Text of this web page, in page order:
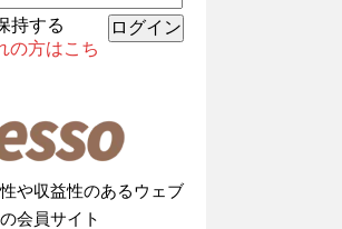
持する
の方はこち
や収益性のあるウェブ
会員サイト